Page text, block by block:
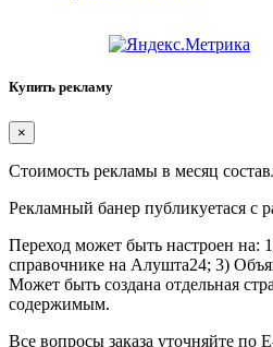
Купить рекламу
×
Стоимость рекламы в месяц
Рекламный банер публикуетася с
Переход может быть настроен на:
справочнике на Алушта24; 3)
Может быть создана отдельная
содержимым.
Все вопросы заказа уточняйте по